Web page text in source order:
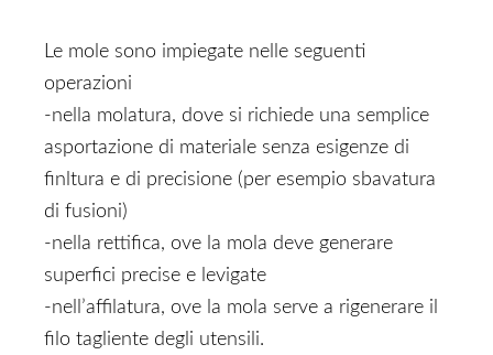
Le mole sono impiegate nelle seguenti
operazioni
-nella molatura, dove si richiede una semplice
asportazione di materiale senza esigenze di
finltura e di precisione (per esempio sbavatura
di fusioni)
-nella rettifica, ove la mola deve generare
superfici precise e levigate
-nell’affilatura, ove la mola serve a rigenerare il
filo tagliente degli utensili.